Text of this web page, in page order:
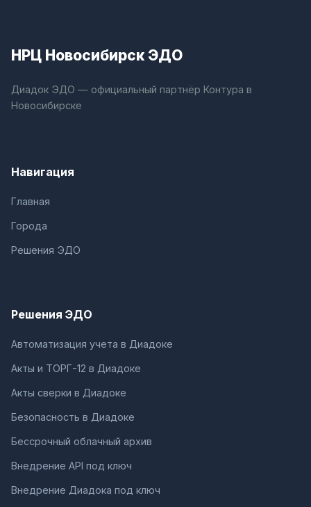
НРЦ Новосибирск ЭДО
Диадок ЭДО — официальный партнёр Контура в
Новосибирске
Навигация
Главная
Города
Решения ЭДО
Решения ЭДО
Автоматизация учета в Диадоке
Акты и ТОРГ-12 в Диадоке
Акты сверки в Диадоке
Безопасность в Диадоке
Бессрочный облачный архив
Внедрение API под ключ
Внедрение Диадока под ключ